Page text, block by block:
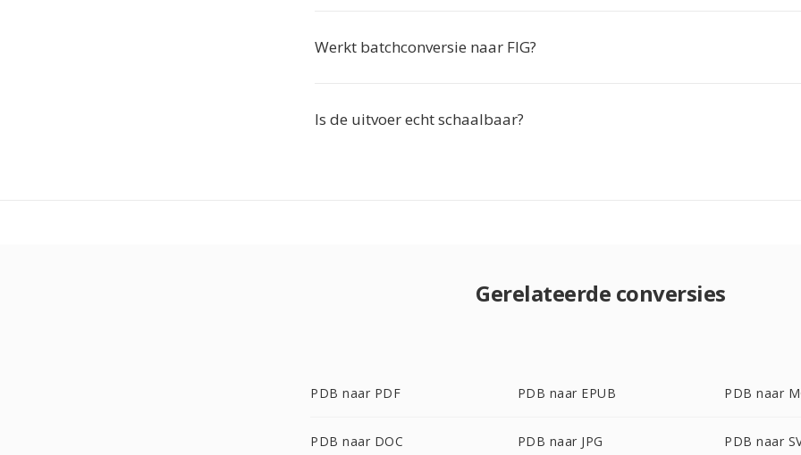
Werkt batchconversie naar FIG?
Is de uitvoer echt schaalbaar?
Gerelateerde conversies
PDB naar PDF PDB naar EPUB PDB naar
PDB naar DOC PDB naar JPG PDB naar